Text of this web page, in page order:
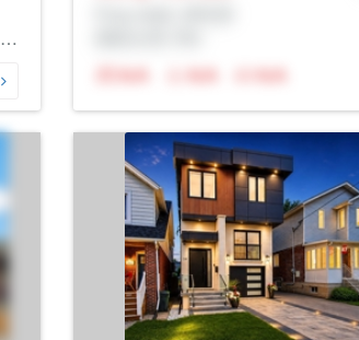
经纪公司: ROYAL LEPAGE SIGNATURE SUSAN GUCCI REALTY
N/A
N/A N/A